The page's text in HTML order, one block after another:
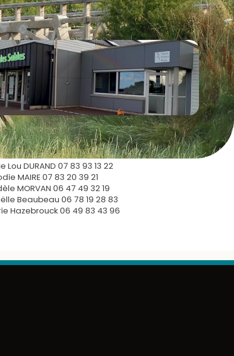
DURAND 07 83 93 13 22
MAIRE 07 83 20 39 21
MORVAN 06 47 49 32 19
Beaubeau 06 78 19 28 83
Hazebrouck 06 49 83 43 96